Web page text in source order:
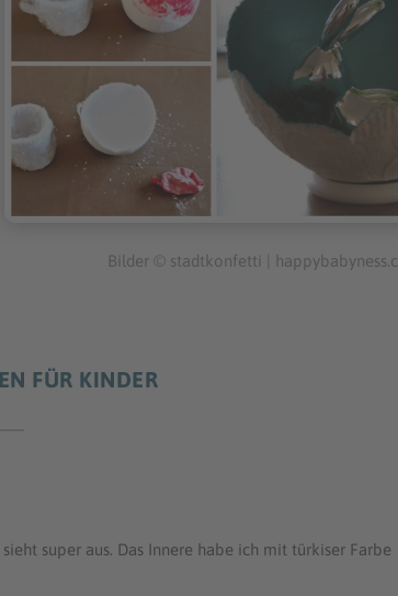
Bilder © stadtkonfetti |
FÜR KINDER
super aus. Das Innere habe ich mit türkiser Farbe